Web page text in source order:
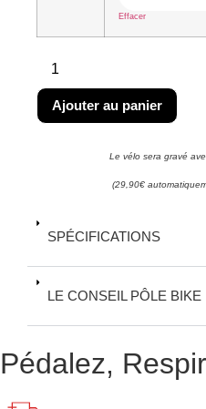
Effacer
Ajouter au panier
Le vélo sera gravé
(29,90€
SPÉCIFICATIONS
LE CONSEIL PÔLE BIKE
Pédalez,